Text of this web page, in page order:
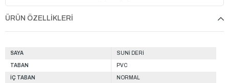
ÜRÜN ÖZELLIKLERI
SAYA SUNİ DERİ
TABAN PVC
İÇ TABAN NORMAL